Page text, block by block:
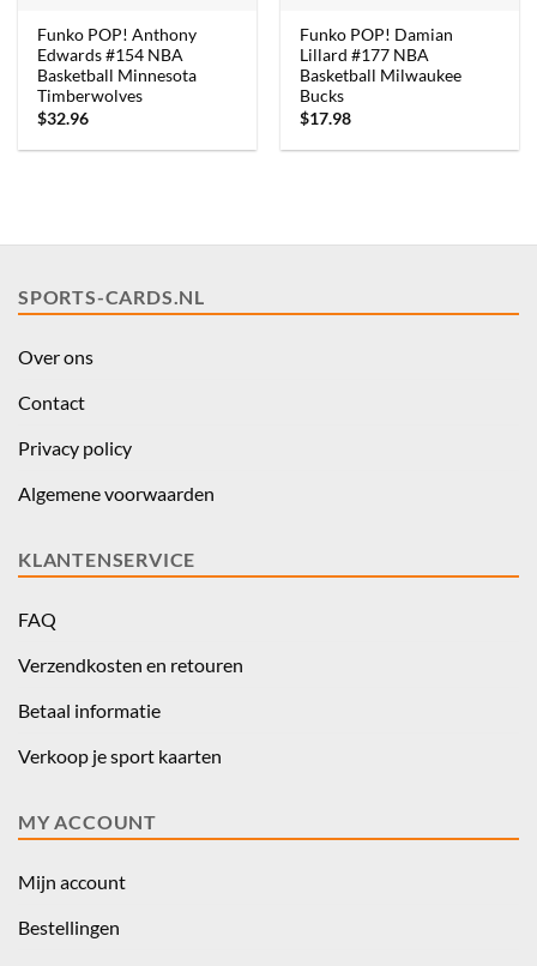
Funko POP! Anthony
Edwards #154 NBA
Basketball Minnesota
Timberwolves
$32.96
Funko POP! Damian
Lillard #177 NBA
Basketball Milwaukee
Bucks
$17.98
SPORTS-CARDS.NL
Over ons
Contact
Privacy policy
Algemene voorwaarden
KLANTENSERVICE
FAQ
Verzendkosten en retouren
Betaal informatie
Verkoop je sport kaarten
MY ACCOUNT
Mijn account
Bestellingen